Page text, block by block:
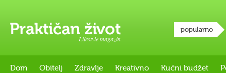
Lifestyle magazin
popularno
Dom Obitelj Zdravlje Kreativno Kućni budžet